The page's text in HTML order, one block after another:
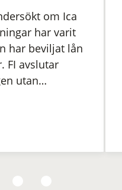
om Ica
har varit
har beviljat lån
FI avslutar
utan…